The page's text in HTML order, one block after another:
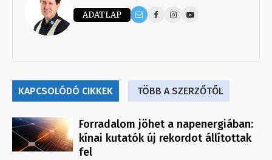
ADATLAP
KAPCSOLÓDÓ CIKKEK TÖBB A SZERZŐTŐL
Forradalom jöhet a napenergiában:
kínai kutatók új rekordot állítottak
fel